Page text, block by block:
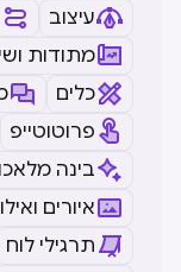
עיצוב
מתודות
כלים
פרוטוטייפ
בינה
איורים
תרגילי לוח